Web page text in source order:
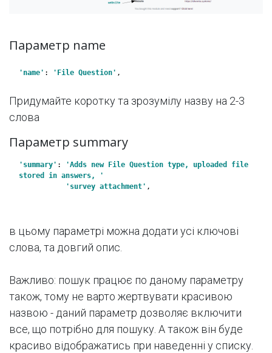
Параметр name
'name' : 'File Question' ,
Придумайте коротку та зрозумілу назву на 2-3
слова
Параметр summary
'summary' :
'Adds new File Question type, uploaded file
stored in answers, '
           'survey attachment'
,
в цьому параметрі можна додати усі ключові
слова, та довгий опис.
Важливо: пошук працює по даному параметру
також, тому не варто жертвувати красивою
назвою - даний параметр дозволяє включити
все, що потрібно для пошуку. А також він буде
красиво відображатись при наведенні у списку.